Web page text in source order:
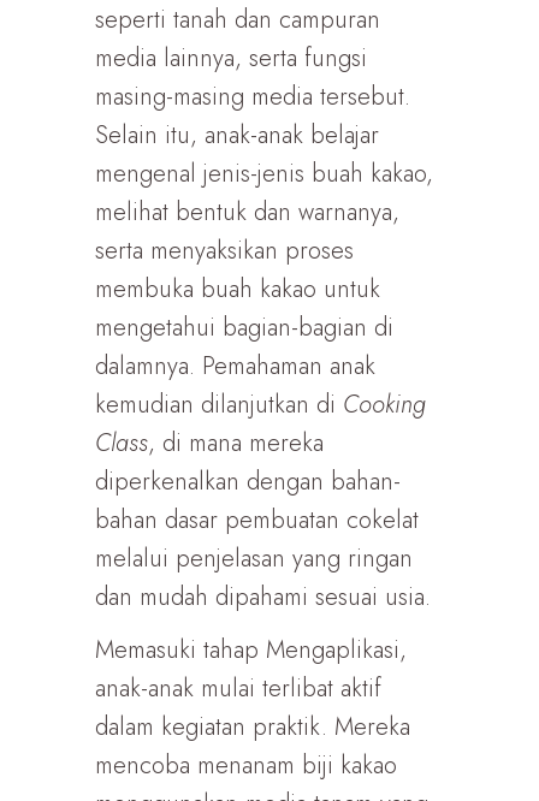
seperti tanah dan campuran
media lainnya, serta fungsi
masing-masing media tersebut.
Selain itu, anak-anak belajar
mengenal jenis-jenis buah kakao,
melihat bentuk dan warnanya,
serta menyaksikan proses
membuka buah kakao untuk
mengetahui bagian-bagian di
dalamnya. Pemahaman anak
kemudian dilanjutkan di Cooking
Class, di mana mereka
diperkenalkan dengan bahan-
bahan dasar pembuatan cokelat
melalui penjelasan yang ringan
dan mudah dipahami sesuai usia.
Memasuki tahap Mengaplikasi,
anak-anak mulai terlibat aktif
dalam kegiatan praktik. Mereka
mencoba menanam biji kakao